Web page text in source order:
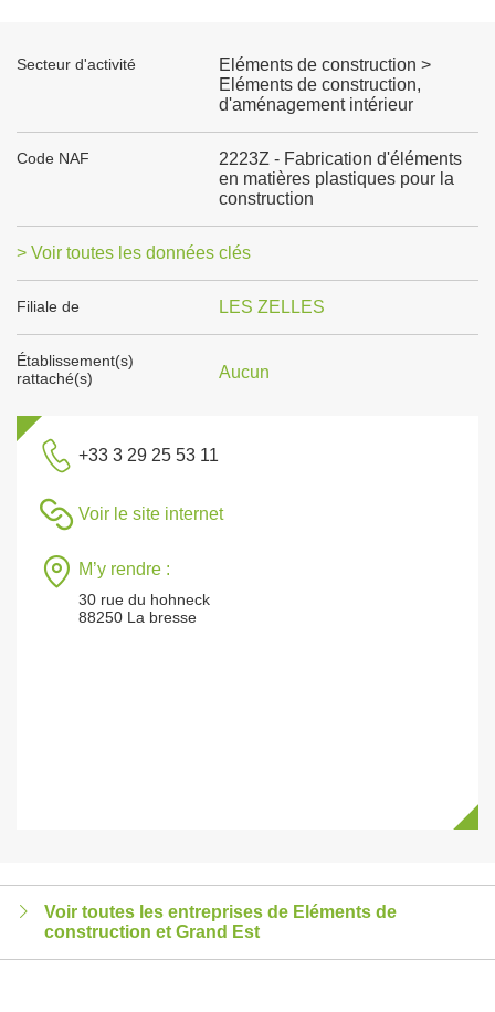
Secteur d'activité
Eléments de construction >
Eléments de construction,
d'aménagement intérieur
Code NAF
2223Z - Fabrication d'éléments
en matières plastiques pour la
construction
> Voir toutes les données clés
Filiale de LES ZELLES
Établissement(s)
rattaché(s)
Aucun
+33 3 29 25 53 11
Voir le site internet
M’y rendre :
30 rue du hohneck
88250 La bresse
Voir toutes les entreprises de Eléments de
construction et Grand Est